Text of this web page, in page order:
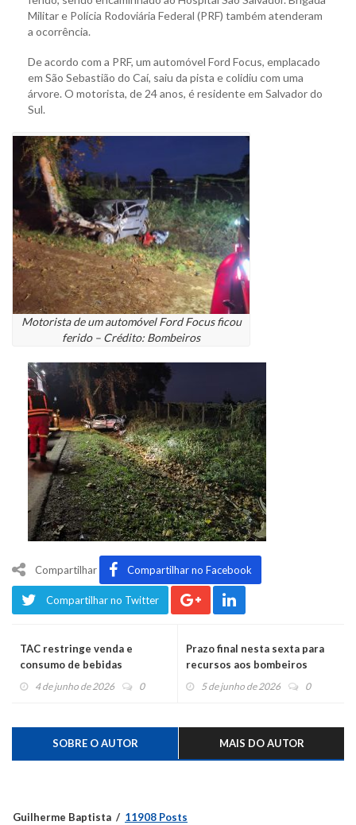
Militar e Polícia Rodoviária Federal (PRF) também atenderam
a ocorrência.
De acordo com a PRF, um automóvel Ford Focus, emplacado
em São Sebastião do Caí, saiu da pista e colidiu com uma
árvore. O motorista, de 24 anos, é residente em Salvador do
Sul.
Motorista de um automóvel Ford Focus ficou
ferido – Crédito: Bombeiros
Compartilhar Compartilhar no Facebook
Compartilhar no Twitter
TAC restringe venda e
consumo de bebidas
alcoólicas em postos 24
4 de junho de 2026 0
Prazo final nesta sexta para
recursos aos bombeiros
voluntários
5 de junho de 2026 0
SOBRE O AUTOR MAIS DO AUTOR
Guilherme Baptista 11908 Posts